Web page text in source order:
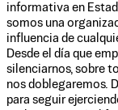
informativa en
somos una
influencia de
Desde el día que
silenciarnos, sobre
nos doblegaremos.
para seguir